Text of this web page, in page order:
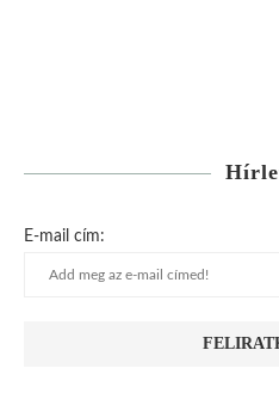
E-mail cím: